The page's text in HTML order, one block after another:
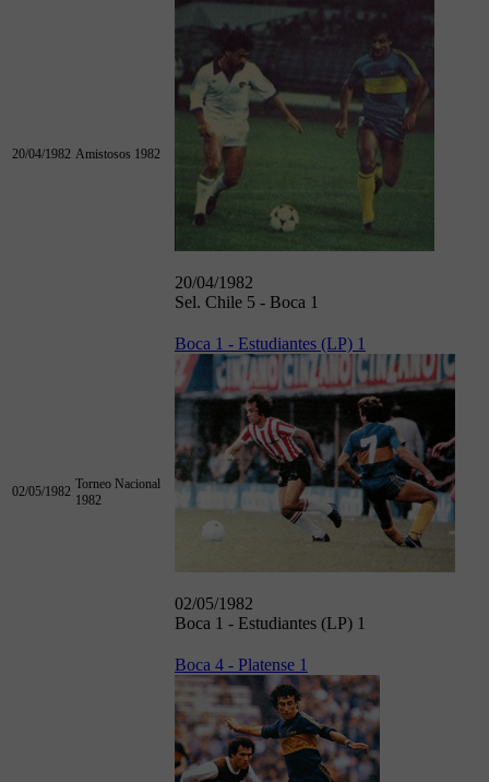
20/04/1982 Amistosos 1982
20/04/1982
Sel. Chile 5 - Boca 1
02/05/1982 Torneo Nacional
1982
Boca 1 - Estudiantes (LP) 1
02/05/1982
Boca 1 - Estudiantes (LP) 1
Boca 4 - Platense 1